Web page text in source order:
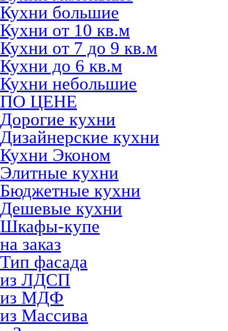
Кухни большие
Кухни от 10 кв.м
Кухни от 7 до 9 кв.м
Кухни до 6 кв.м
Кухни небольшие
ПО ЦЕНЕ
Дорогие кухни
Дизайнерские кухни
Кухни Эконом
Элитные кухни
Бюджетные кухни
Дешевые кухни
Шкафы-купе
на заказ
Тип фасада
из ЛДСП
из МДФ
из Массива